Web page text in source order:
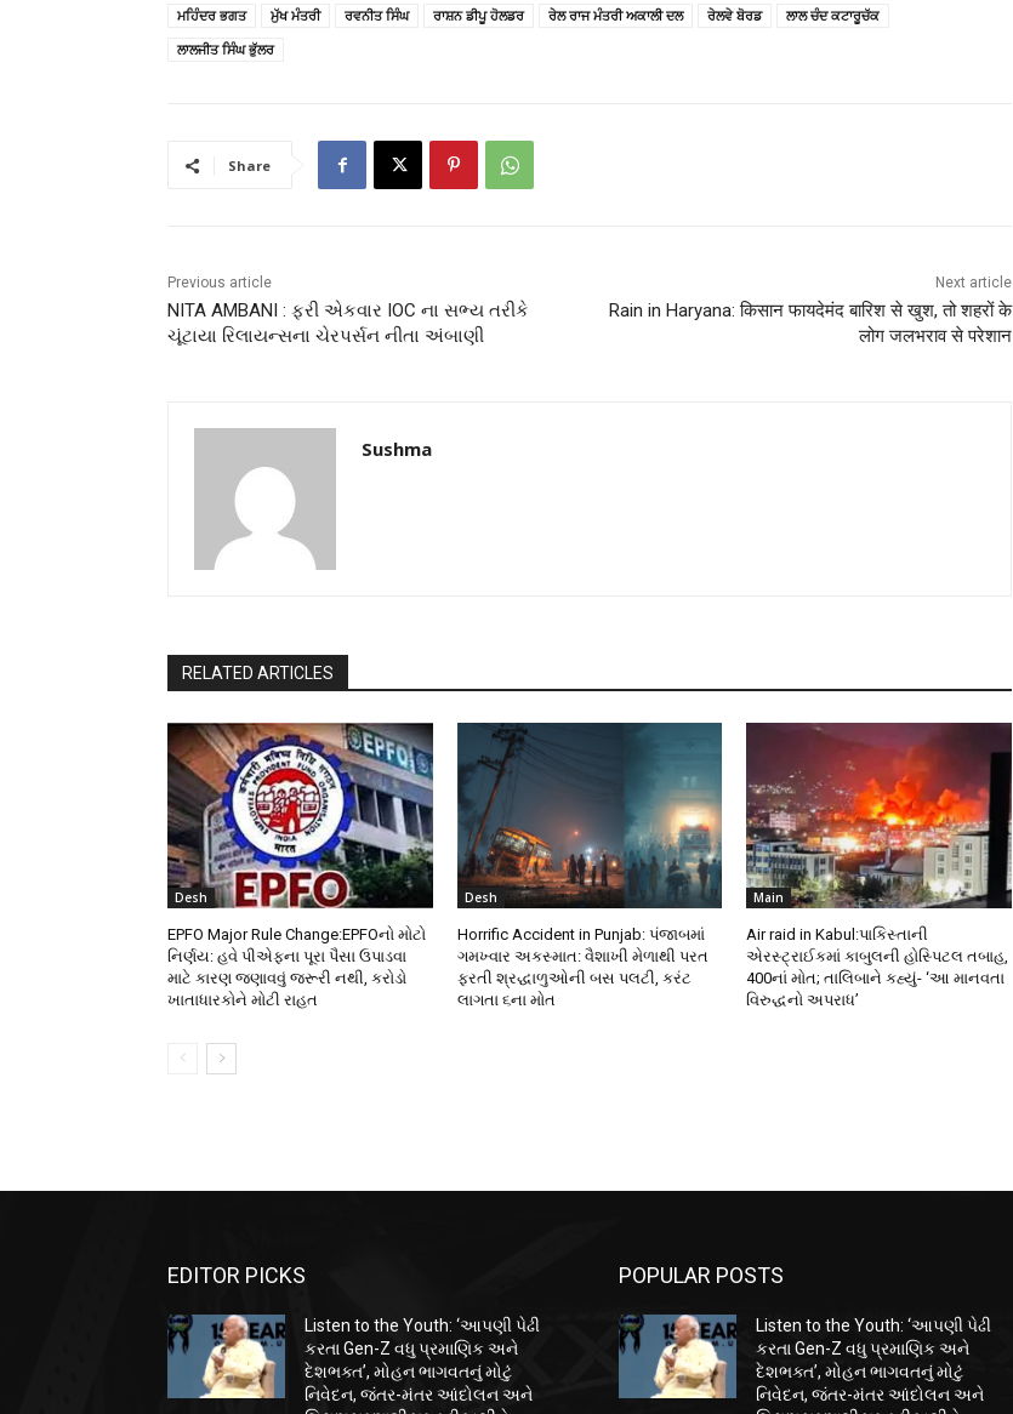
ਮਹਿੰਦਰ ਭਗਤ
ਮੁੱਖ ਮੰਤਰੀ ਰਵਨੀਤ ਸਿੰਘ ਰਾਸ਼ਨ ਡੀਪੂ ਹੋਲਡਰ ਰੇਲ ਰਾਜ ਮੰਤਰੀ ਅਕਾਲੀ ਦਲ ਰੇਲਵੇ ਬੋਰਡ
ਲਾਲ ਚੰਦ ਕਟਾਰੂਚੱਕ
ਲਾਲਜੀਤ ਸਿੰਘ ਭੁੱਲਰ
Share
Previous article
NITA AMBANI : ફરી એકવાર IOC ના સભ્ય તરીકે
ચૂંટાયા રિલાયન્સના ચેરપર્સન નીતા અંબાણી
Next article
Rain in Haryana: किसान फायदेमंद बारिश से खुश, तो शहरों के
लोग जलभराव से परेशान
Sushma
RELATED ARTICLES
Desh
EPFO Major Rule Change:EPFOનો મોટો
નિર્ણય: હવે પીએફના પૂરા પૈસા ઉપાડવા
માટે કારણ જણાવવું જરૂરી નથી, કરોડો
ખાતાધારકોને મોટી રાહત
Desh
Horrific Accident in Punjab: પંજાબમાં
ગમખ્વાર અકસ્માત: વૈશાખી મેળાથી પરત
ફરતી શ્રદ્ધાળુઓની બસ પલટી, કરંટ
લાગતા ૬ના મોત
Main
Air raid in Kabul:પાકિસ્તાની
એરસ્ટ્રાઈકમાં કાબુલની હોસ્પિટલ તબાહ,
400નાં મોત; તાલિબાને કહ્યું- ‘આ માનવતા
વિરુદ્ધનો અપરાધ’
EDITOR PICKS
Listen to the Youth: ‘આપણી પેઢી
કરતા Gen-Z વધુ પ્રમાણિક અને
દેશભક્ત’, મોહન ભાગવતનું મોટું
નિવેદન, જંતર-મંતર આંદોલન અને
POPULAR POSTS
Listen to the Youth: ‘આપણી પેઢી
કરતા Gen-Z વધુ પ્રમાણિક અને
દેશભક્ત’, મોહન ભાગવતનું મોટું
નિવેદન, જંતર-મંતર આંદોલન અને